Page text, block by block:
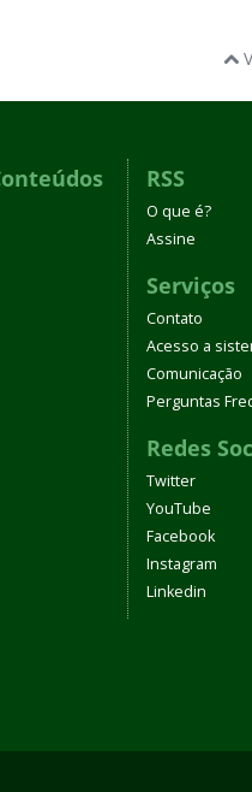
RSS
O que é?
Assine
Serviços
Contato
Acesso a
Comunicação
Perguntas
Redes
Twitter
YouTube
Facebook
Instagram
Linkedin